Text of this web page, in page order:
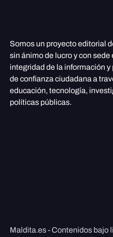
Somos un proyecto editorial
sin ánimo de lucro y con
integridad de la información
de confianza ciudadana a
educación, tecnología,
políticas públicas.
Maldita.es - Contenidos bajo